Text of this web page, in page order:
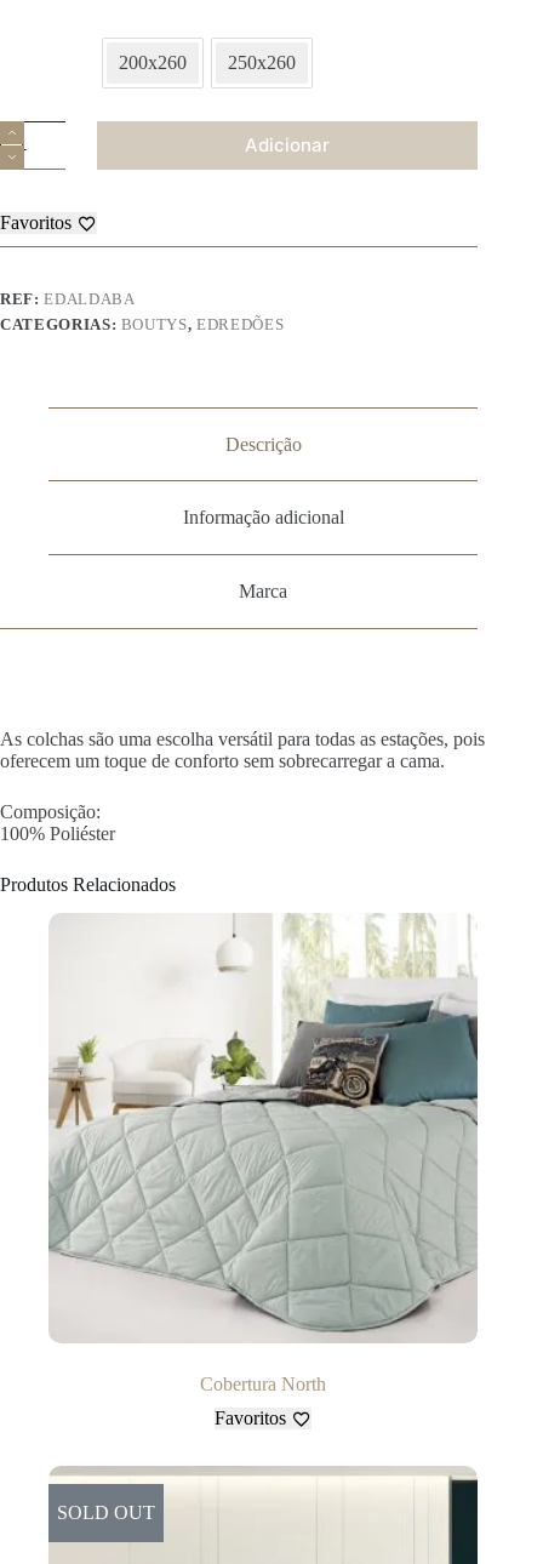
200x260 250x260
Quantidade
de
Edredão
Adicionar
Favoritos
REF:EDALDABA
CATEGORIAS: BOUTYS,EDREDÕES
Descrição
Informação adicional
Marca
As colchas são uma escolha versátil para todas as estações, pois
oferecem um toque de conforto sem sobrecarregar a cama.
Composição:
100% Poliéster
Produtos Relacionados
Cobertura North
Favoritos
SOLD OUT